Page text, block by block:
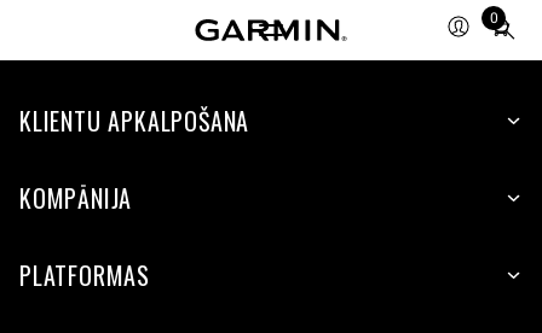
0
Total
items
cart:
KLIENTU APKALPOŠANA
KOMPĀNIJA
PLATFORMAS